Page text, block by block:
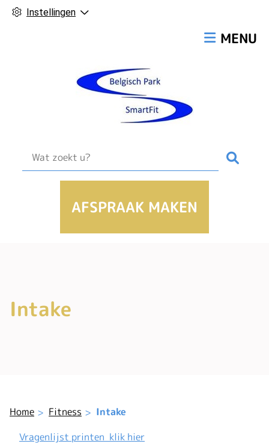
Instellingen
MENU
AFSPRAAK MAKEN
Home Fitness Intake
Intake
Vragenlijst printen klik hier